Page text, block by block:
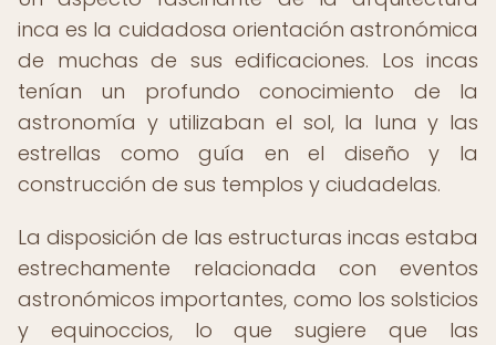
inca es la cuidadosa orientación astronómica
de muchas de sus edificaciones. Los incas
tenían un profundo conocimiento de la
astronomía y utilizaban el sol, la luna y las
estrellas como guía en el diseño y la
construcción de sus templos y ciudadelas.
La disposición de las estructuras incas estaba
estrechamente relacionada con eventos
astronómicos importantes, como los solsticios
y equinoccios, lo que sugiere que las